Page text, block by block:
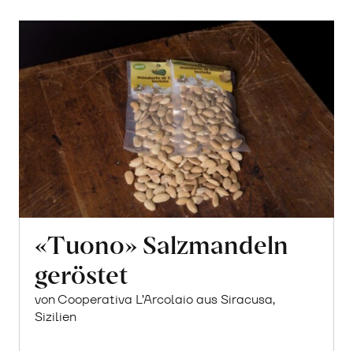
«Tuono» Salzmandeln
geröstet
von Cooperativa L’Arcolaio aus Siracusa,
Sizilien